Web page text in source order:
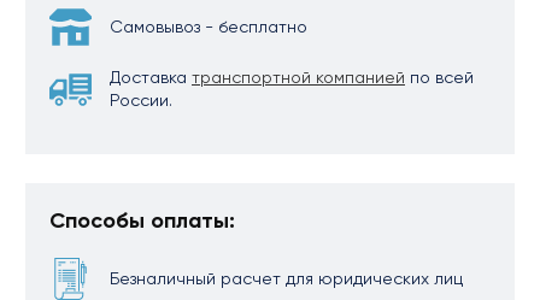
Самовывоз - бесплатно
Доставка транспортной компанией по всей
России.
Способы оплаты:
Безналичный расчет для юридических лиц